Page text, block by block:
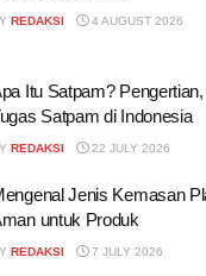
REDAKSI 4 AUGUST 2026
Itu Satpam?
Satpam di Indonesia
REDAKSI 22 JULY 2026
Jenis Kemasan
untuk Produk
REDAKSI 7 JULY 2026